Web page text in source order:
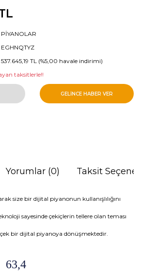
PİYANOLAR
EGHNQTYZ
537.645,19 TL (%5,00 havale indirimi)
taksitlerle!!
GELİNCE HABER VER
Yorumlar (0) Taksit
size bir dijital piyanonun kullanışlılığını
sayesinde çekiçlerin tellere olan teması
bir dijital piyanoya dönüşmektedir.
63,4